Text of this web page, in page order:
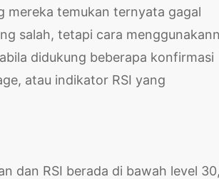
mereka temukan ternyata gagal
salah, tetapi cara
didukung beberapa konfirmasi
atau indikator RSI yang
dan RSI berada di bawah level 30,